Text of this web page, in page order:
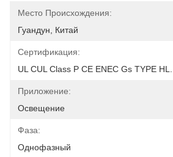
Место Происхождения:
Гуандун, Китай
Сертификация:
UL CUL Class P CE ENEC Gs TYPE HL...
Приложение:
Освещение
Фаза:
Однофазный